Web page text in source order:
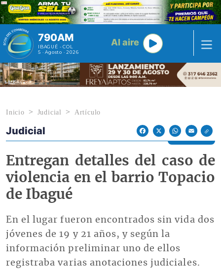
Pasar al contenido principal
790AM
IBAGUÉ - COL
5 · Agosto · 2026
Al aire
Inicio Judicial Artículo
Econoticias y Eventos
Judicial
FacebookX WhatsAppEmail
Entregan detalles del caso de
violencia en el barrio Topacio
de Ibagué
En el lugar fueron encontrados sin vida dos
jóvenes de 19 y 21 años, y según la
información preliminar uno de ellos
registraba varias anotaciones judiciales.